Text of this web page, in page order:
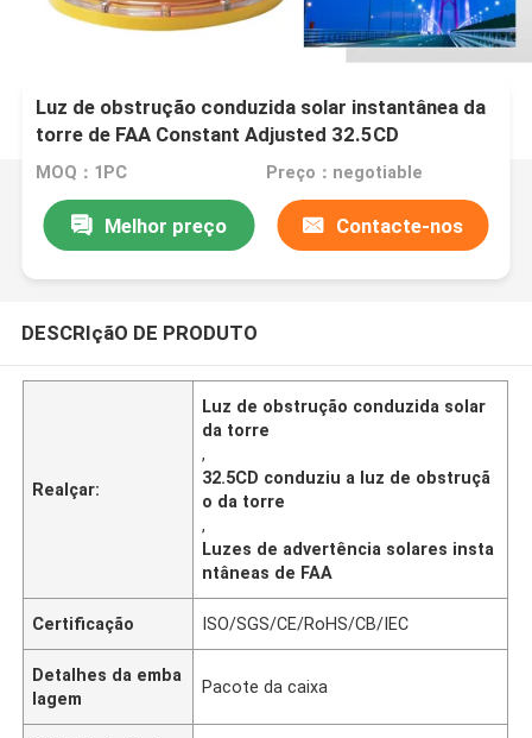
Luz de obstrução conduzida solar instantânea da
torre de FAA Constant Adjusted 32.5CD
MOQ：1PC Preço：negotiable
Melhor preço Contacte-nos
DESCRIçãO DE PRODUTO
Realçar:
Luz de obstrução conduzida solar
da torre
,
32.5CD conduziu a luz de obstruçã
o da torre
,
Luzes de advertência solares insta
ntâneas de FAA
Certificação ISO/SGS/CE/RoHS/CB/IEC
Detalhes da emba
lagem
Pacote da caixa